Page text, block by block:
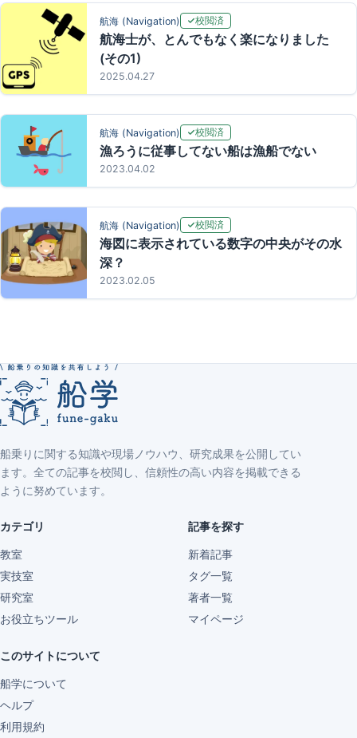
航海 (Navigation) 校閲済
航海士が、とんでもなく楽になりました
(その1)
2025.04.27
航海 (Navigation) 校閲済
漁ろうに従事してない船は漁船でない
2023.04.02
航海 (Navigation) 校閲済
海図に表示されている数字の中央がその水
深？
2023.02.05
船乗りに関する知識や現場ノウハウ、研究成果を公開してい
ます。全ての記事を校閲し、信頼性の高い内容を掲載できる
ように努めています。
カテゴリ
教室
実技室
研究室
お役立ちツール
記事を探す
新着記事
タグ一覧
著者一覧
マイページ
このサイトについて
船学について
ヘルプ
利用規約